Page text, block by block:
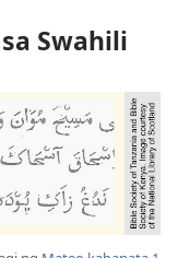
Swahili